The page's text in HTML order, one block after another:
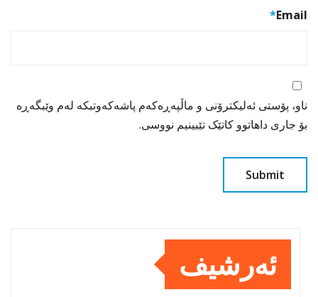
Email
*
ناو، پۆستی ئەلیکترۆنی و ماڵپەڕەکەم پاشەکەوتبکە لەم وێبگەڕە
بۆ جاری داهاتوو کاتێک تێبینیم نووسی.
ئەرشیف